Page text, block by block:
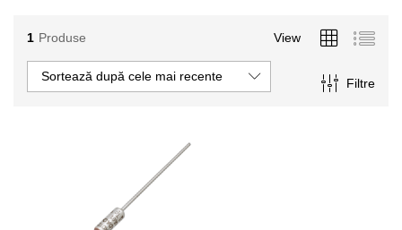
1 Produse View
Filtre
Sortează după cele mai recente